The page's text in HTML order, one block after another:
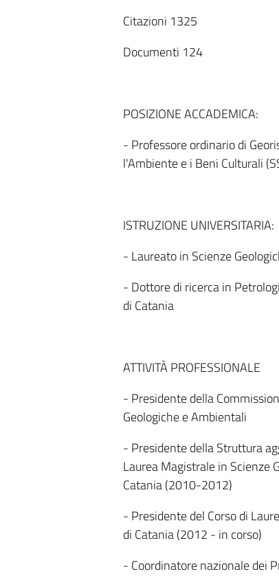
Citazioni 1325
Documenti 124
POSIZIONE ACCADEMICA:
- Professore ordinario di
l'Ambiente e i Beni Culturali
ISTRUZIONE UNIVERSITARIA:
- Laureato in Scienze
- Dottore di ricerca in
di Catania
ATTIVITÀ PROFESSIONALE
- Presidente della
Geologiche e Ambientali
- Presidente della Struttura
Laurea Magistrale in Scienze
Catania (2010-2012)
- Presidente del Corso di
di Catania (2012 - in corso)
- Coordinatore nazionale dei